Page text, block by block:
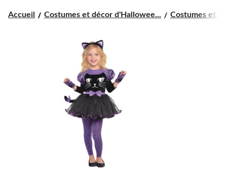
pour
Accueil Costumes et décor d'Hallowee... Costumes et